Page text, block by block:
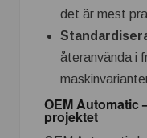
det är mest
återanvända i
OEM Automatic
projektet